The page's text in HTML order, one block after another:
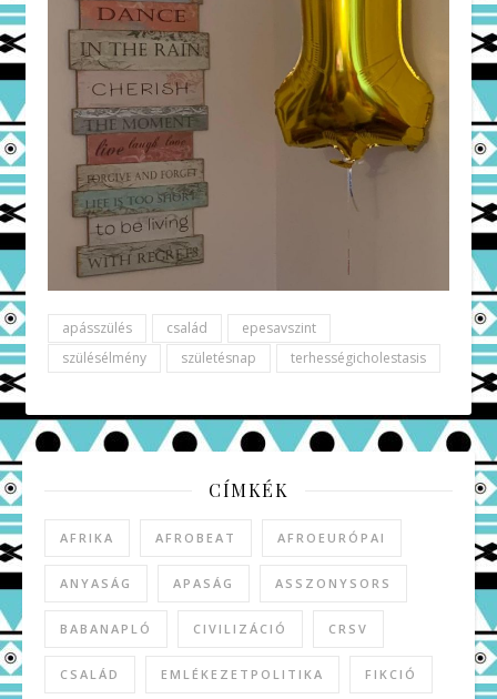
apásszülés család
epesavszint
szülésélmény
születésnap terhességicholestasis
CÍMKÉK
AFRIKA AFROBEAT AFROEURÓPAI
ANYASÁG APASÁG ASSZONYSORS
BABANAPLÓ CIVILIZÁCIÓ CRSV
CSALÁD EMLÉKEZETPOLITIKA FIKCIÓ